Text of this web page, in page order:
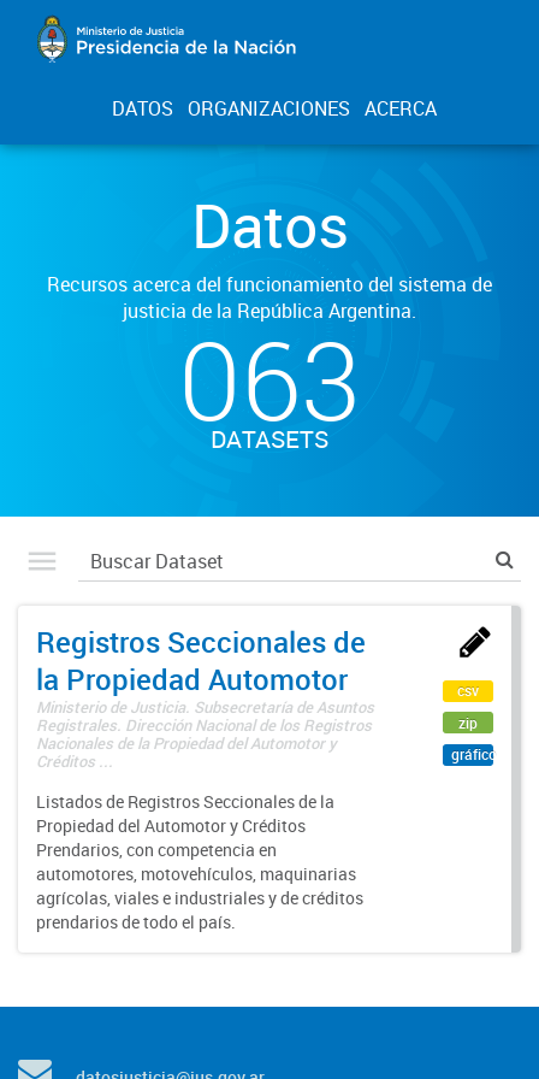
DATOS ORGANIZACIONES ACERCA
Datos
Recursos acerca del funcionamiento del sistema de
justicia de la República Argentina.
063
DATASETS
Registros Seccionales de
la Propiedad Automotor
Ministerio de Justicia. Subsecretaría de Asuntos
Registrales. Dirección Nacional de los Registros
Nacionales de la Propiedad del Automotor y
Créditos ...
Listados de Registros Seccionales de la
Propiedad del Automotor y Créditos
Prendarios, con competencia en
automotores, motovehículos, maquinarias
agrícolas, viales e industriales y de créditos
prendarios de todo el país.
csv
zip
gráfico